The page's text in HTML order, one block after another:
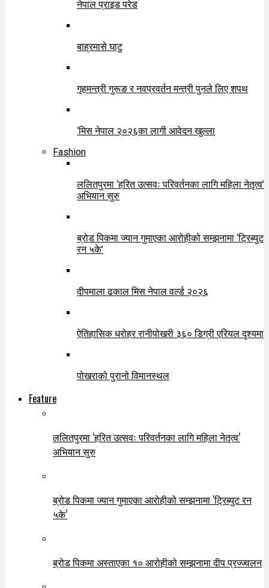
नेपाल प्राइड परेड
बाह्रमासे घाटु
गृहमन्त्री गुरूङ र नवप्रवर्तन मन्त्री पुनले लिए शपथ
‘मिस नेपाल २०२६का लागी आवेदन खुल्ला
Fashion
ललितपुरमा ‘हरित उत्सवः परिवर्तनका लागि महिला नेतृत्व’
अभियान सुरु
ब्रोड पिकमा ज्यान गुमाएका आरोहीको सम्झनामा ‘ट्रिब्युट
रन ५के’
दीपमाला ढकाल मिस नेपाल वर्ल्ड २०२६
ऐतिहासिक धरोहर रानीपोखरी ३६० डिग्री एरियल दृश्यमा
पोखराको पुरानो विमानस्थल
Feature
ललितपुरमा ‘हरित उत्सवः परिवर्तनका लागि महिला नेतृत्व’
अभियान सुरु
ब्रोड पिकमा ज्यान गुमाएका आरोहीको सम्झनामा ‘ट्रिब्युट रन
५के’
ब्रोड पिकमा अस्ताएका १० आरोहीको सम्झनामा दीप प्रज्ज्वलन